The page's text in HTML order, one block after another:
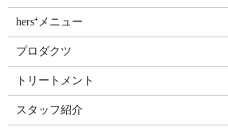
hers⁺メニュー
プロダクツ
トリートメント
スタッフ紹介